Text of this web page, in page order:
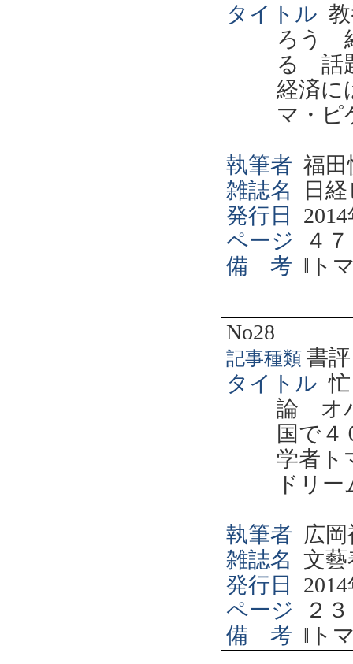
タイトル
ろう
る 話
経済
マ・ピ
執筆者 福田
雑誌名
日
発行日
2014
ページ
４
備 考 ‖ ト
No28
記事種類 書評
タイトル
論 オ
国で
学者ト
ドリ
執筆者 広
雑誌名 文藝
発行日
2014
ページ
２
備 考 ‖ ト